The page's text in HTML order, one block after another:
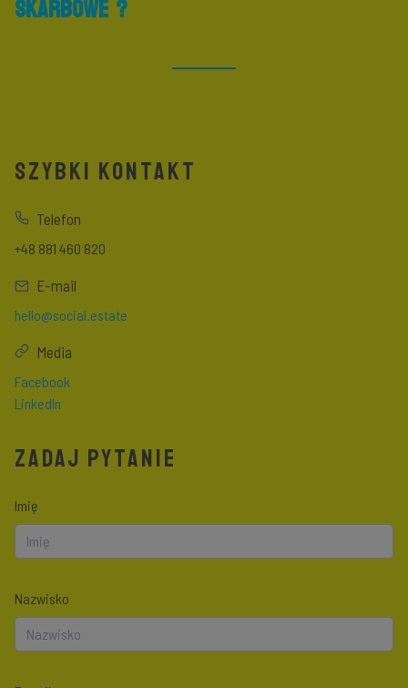
skarbowe ?
ZADAJ PYTANIE
Imię
Nazwisko
SZYBKI KONTAKT
Telefon
+48 881 460 820
E-mail
hello@social.estate
Media
Facebook
LinkedIn